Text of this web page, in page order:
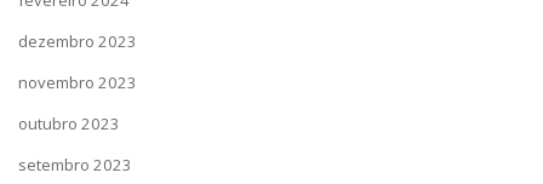
dezembro 2023
novembro 2023
outubro 2023
setembro 2023